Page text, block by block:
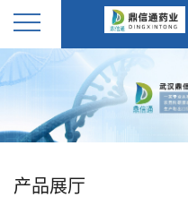
公
产品展厅